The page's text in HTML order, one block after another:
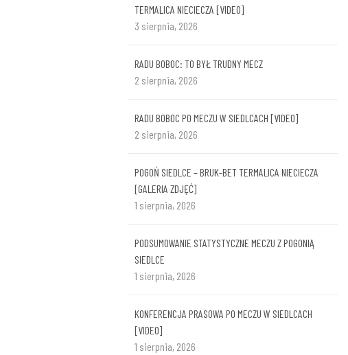
TERMALICA NIECIECZA [VIDEO]
3 sierpnia, 2026
RADU BOBOC: TO BYŁ TRUDNY MECZ
2 sierpnia, 2026
RADU BOBOC PO MECZU W SIEDLCACH [VIDEO]
2 sierpnia, 2026
POGOŃ SIEDLCE – BRUK-BET TERMALICA NIECIECZA
[GALERIA ZDJĘĆ]
1 sierpnia, 2026
PODSUMOWANIE STATYSTYCZNE MECZU Z POGONIĄ
SIEDLCE
1 sierpnia, 2026
KONFERENCJA PRASOWA PO MECZU W SIEDLCACH
[VIDEO]
1 sierpnia, 2026